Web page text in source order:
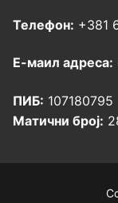
Телефон: +381
Е-маил адреса:
ПИБ: 107180795
Матични број: